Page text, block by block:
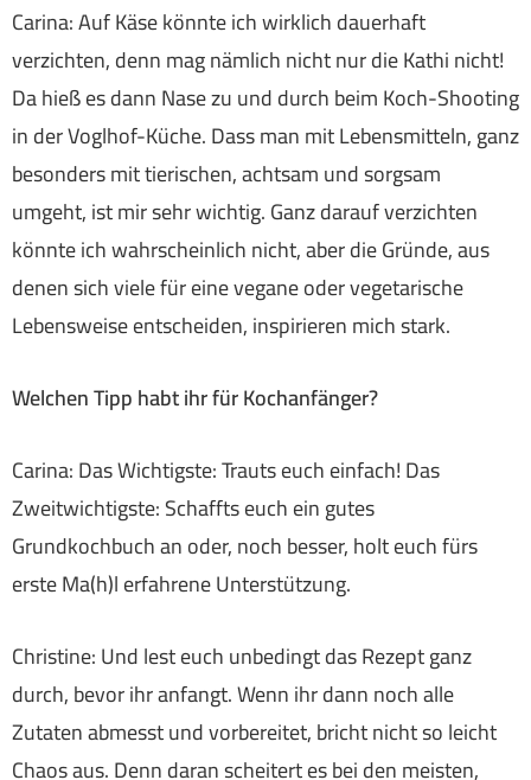
Carina: Auf Käse könnte ich wirklich dauerhaft
verzichten, denn mag nämlich nicht nur die Kathi nicht!
Da hieß es dann Nase zu und durch beim Koch-Shooting
in der Voglhof-Küche. Dass man mit Lebensmitteln, ganz
besonders mit tierischen, achtsam und sorgsam
umgeht, ist mir sehr wichtig. Ganz darauf verzichten
könnte ich wahrscheinlich nicht, aber die Gründe, aus
denen sich viele für eine vegane oder vegetarische
Lebensweise entscheiden, inspirieren mich stark.
Welchen Tipp habt ihr für Kochanfänger?
Carina: Das Wichtigste: Trauts euch einfach! Das
Zweitwichtigste: Schaffts euch ein gutes
Grundkochbuch an oder, noch besser, holt euch fürs
erste Ma(h)l erfahrene Unterstützung.
Christine: Und lest euch unbedingt das Rezept ganz
durch, bevor ihr anfangt. Wenn ihr dann noch alle
Zutaten abmesst und vorbereitet, bricht nicht so leicht
Chaos aus. Denn daran scheitert es bei den meisten,